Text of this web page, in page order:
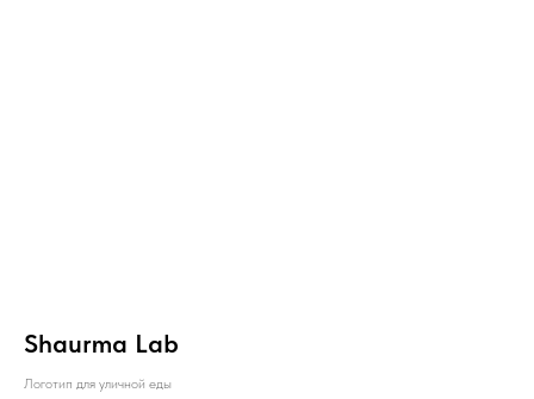
Shaurma Lab
Логотип для уличной еды